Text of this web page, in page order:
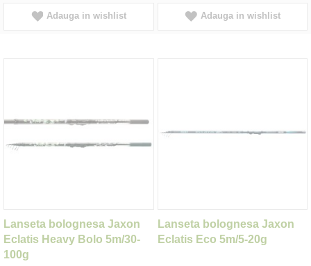
Adauga in wishlist Adauga in wishlist
Lanseta bolognesa Jaxon
Eclatis Heavy Bolo 5m/30-
100g
Lanseta bolognesa Jaxon
Eclatis Eco 5m/5-20g